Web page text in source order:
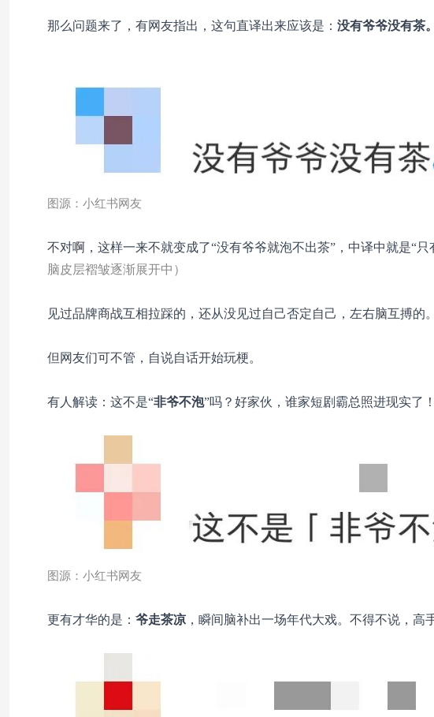
那么问题来了，有网友指出，这句直译出来应该是： 没有爷爷没有茶。
图源：小红书网友
不对啊，这样一来不就变成了“没有爷爷就泡不出茶”，中译中就是“
脑皮层褶皱逐渐展开中）
见过品牌商战互相拉踩的，还从没见过自己否定自己，左右脑互搏的。
但网友们可不管，自说自话开始玩梗。
有人解读：这不是“非爷不泡”吗？好家伙，谁家短剧霸总照进现实了！
图源：小红书网友
更有才华的是：爷走茶凉 ，瞬间脑补出一场年代大戏。不得不说，高